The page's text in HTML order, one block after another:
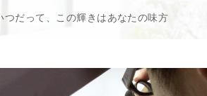
つだって、この輝きはあなたの味方